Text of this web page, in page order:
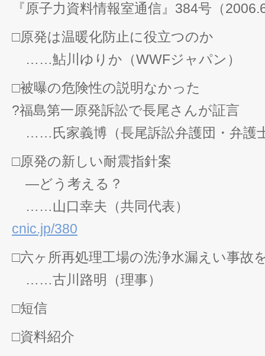
『原子力資料情報室通信』384号（
□原発は温暖化防止に役立つのか
……鮎川ゆりか（WWFジャパン）
□被曝の危険性の説明なかった
?福島第一原発訴訟で長尾さんが証言
……氏家義博（長尾訴訟弁護団・弁護
□原発の新しい耐震指針案
―どう考える？
……山口幸夫（共同代表）
cnic.jp/380
□六ヶ所再処理工場の洗浄水漏えい事故
……古川路明（理事）
□短信
□資料紹介